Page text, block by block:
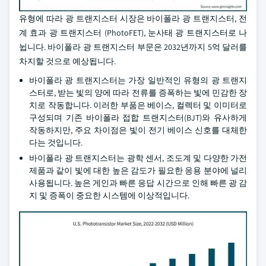
유형에 따라 광 트랜지스터 시장은 바이폴라 광 트랜지스터, 전
계 효과 광 트랜지스터 (PhotoFET), 눈사태 광 트랜지스터로 나
뉩니다. 바이폴라 광 트랜지스터 부문은 2032년까지 5억 달러를
차지할 것으로 예상됩니다.
바이폴라 광 트랜지스터는 가장 일반적인 유형의 광 트랜지
스터로, 받는 빛의 양에 따라 전류를 증폭하는 빛에 민감한 장
치로 작동합니다. 이러한 부품은 베이스, 컬렉터 및 이미터로
구성되며 기존 바이폴라 접합 트랜지스터(BJT)와 유사하게
작동하지만, 주요 차이점은 빛이 전기 베이스 신호를 대체한
다는 것입니다.
바이폴라 광 트랜지스터는 광학 센서, 조도계 및 다양한 가전
제품과 같이 빛에 대한 높은 감도가 필요한 응용 분야에 널리
사용됩니다. 높은 게인과 빠른 응답 시간으로 인해 빠른 광 감
지 및 증폭이 중요한 시스템에 이상적입니다.